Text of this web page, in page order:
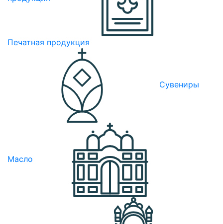
Печатная продукция
Сувениры
Масло